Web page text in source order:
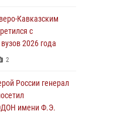
мужчину,
1
вооружения
в Пензе
Кавказским
с
2026 года
2
России генерал
имени Ф.Э.